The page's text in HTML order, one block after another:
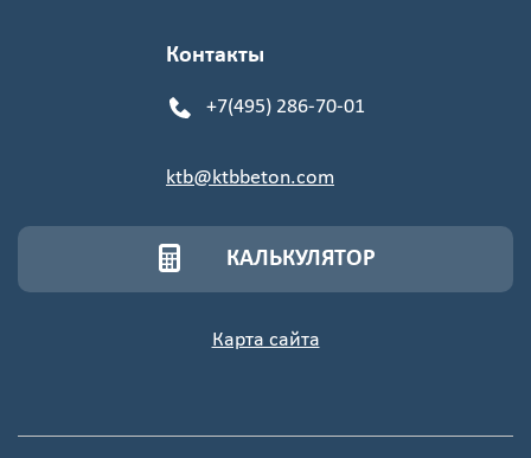
Контакты
+7(495) 286-70-01
ktb@ktbbeton.com
КАЛЬКУЛЯТОР
Карта сайта